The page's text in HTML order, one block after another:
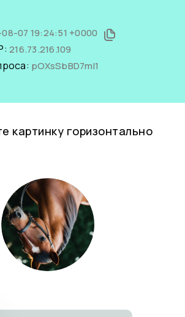
07 19:24:51 +0000
216.73.216.109
pOXsSbBD7mI1
картинку горизонтально